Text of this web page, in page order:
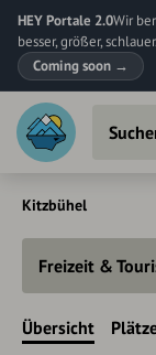
HEY Portale 2.0Wir
besser, größer, schlauer.
Coming soon →
Kitzbühel
Freizeit &
Übersicht